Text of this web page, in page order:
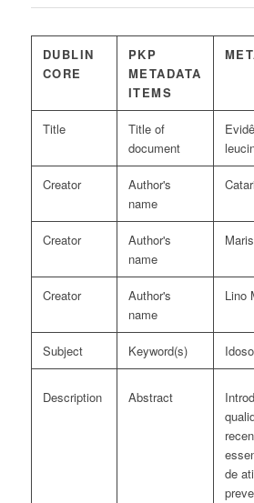
DUBLIN
CORE
PKP
METADATA
ITEMS
Title
Title of
document
Creator
Author's
name
Creator
Author's
name
Creator
Author's
name
Lino
Subject Keyword(s)
Description Abstract
de